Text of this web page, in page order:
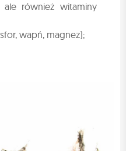
również witaminy
wapń, magnez);